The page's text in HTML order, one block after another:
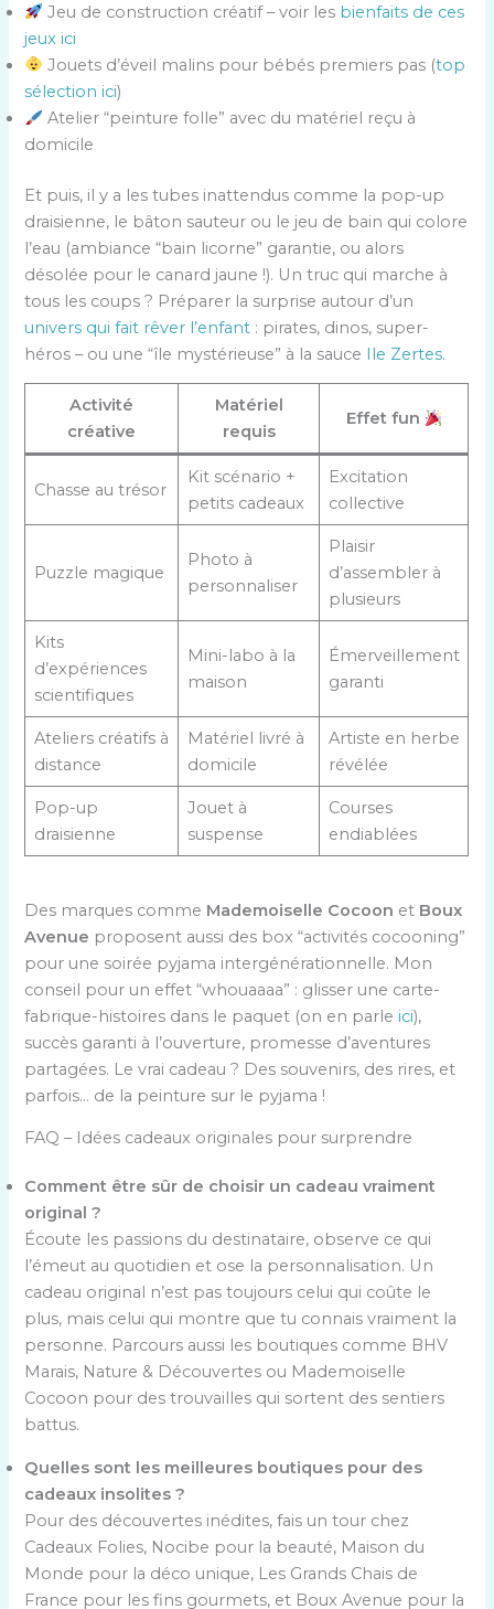
Jeu de construction créatif – voir les bienfaits de ces
jeux ici
Jouets d’éveil malins pour bébés premiers pas (top
sélection ici)
Atelier “peinture folle” avec du matériel reçu à
domicile
Et puis, il y a les tubes inattendus comme la pop-up
draisienne, le bâton sauteur ou le jeu de bain qui colore
l’eau (ambiance “bain licorne” garantie, ou alors
désolée pour le canard jaune !). Un truc qui marche à
tous les coups ? Préparer la surprise autour d’un
univers qui fait rêver l’enfant : pirates, dinos, super-
héros – ou une “île mystérieuse” à la sauce Ile Zertes.
Activité
créative
Matériel
requis
Effet fun
Chasse au trésor
Kit scénario +
petits cadeaux
Excitation
collective
Puzzle magique
Photo à
personnaliser
Plaisir
d’assembler à
plusieurs
Kits
d’expériences
scientifiques
Mini-labo à la
maison
Émerveillement
garanti
Ateliers créatifs à
distance
Matériel livré à
domicile
Artiste en herbe
révélée
Pop-up
draisienne
Jouet à
suspense
Courses
endiablées
Des marques comme Mademoiselle Cocoon et Boux
Avenue proposent aussi des box “activités cocooning”
pour une soirée pyjama intergénérationnelle. Mon
conseil pour un effet “whouaaaa” : glisser une carte-
fabrique-histoires dans le paquet (on en parle ici),
succès garanti à l’ouverture, promesse d’aventures
partagées. Le vrai cadeau ? Des souvenirs, des rires, et
parfois… de la peinture sur le pyjama !
FAQ – Idées cadeaux originales pour surprendre
Comment être sûr de choisir un cadeau vraiment
original ?
Écoute les passions du destinataire, observe ce qui
l’émeut au quotidien et ose la personnalisation. Un
cadeau original n’est pas toujours celui qui coûte le
plus, mais celui qui montre que tu connais vraiment la
personne. Parcours aussi les boutiques comme BHV
Marais, Nature & Découvertes ou Mademoiselle
Cocoon pour des trouvailles qui sortent des sentiers
battus.
Quelles sont les meilleures boutiques pour des
cadeaux insolites ?
Pour des découvertes inédites, fais un tour chez
Cadeaux Folies, Nocibe pour la beauté, Maison du
Monde pour la déco unique, Les Grands Chais de
France pour les fins gourmets, et Boux Avenue pour la